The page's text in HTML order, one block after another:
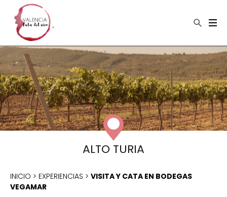
ALTO TURIA
INICIO > EXPERIENCIAS > VISITA Y CATA EN BODEGAS
VEGAMAR